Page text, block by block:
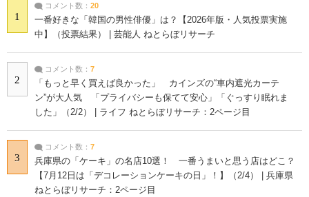
1
コメント数： 20
一番好きな「韓国の男性俳優」は？【2026年版・人気投票実施
中】（投票結果） | 芸能人 ねとらぼリサーチ
2
コメント数： 7
「もっと早く買えば良かった」 カインズの“車内遮光カーテ
ン”が大人気 「プライバシーも保てて安心」「ぐっすり眠れま
した」（2/2） | ライフ ねとらぼリサーチ：2ページ目
3
コメント数： 7
兵庫県の「ケーキ」の名店10選！ 一番うまいと思う店はどこ？
【7月12日は「デコレーションケーキの日」！】（2/4） | 兵庫県
ねとらぼリサーチ：2ページ目